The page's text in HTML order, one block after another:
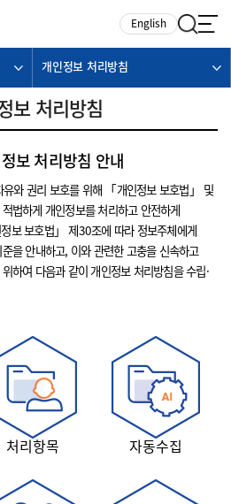
English
개인정보 처리방침
보 처리방침
보 처리방침 안내
유와 권리 보호를 위해 「개인정보 보호법」 및
법하게 개인정보를 처리하고 안전하게
보 보호법」 제30조에 따라 정보주체에게
을 안내하고, 이와 관련한 고충을 신속하고
하여 다음과 같이 개인정보 처리방침을 수립·
처리항목 자동수집